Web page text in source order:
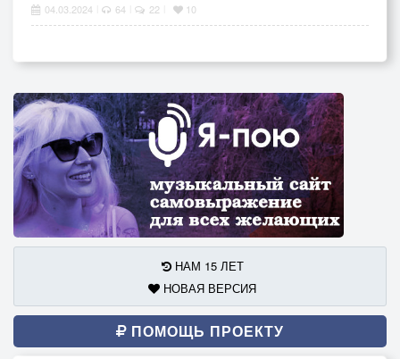
04.03.2024 64 22 10
НАМ 15 ЛЕТ
НОВАЯ ВЕРСИЯ
ПОМОЩЬ ПРОЕКТУ